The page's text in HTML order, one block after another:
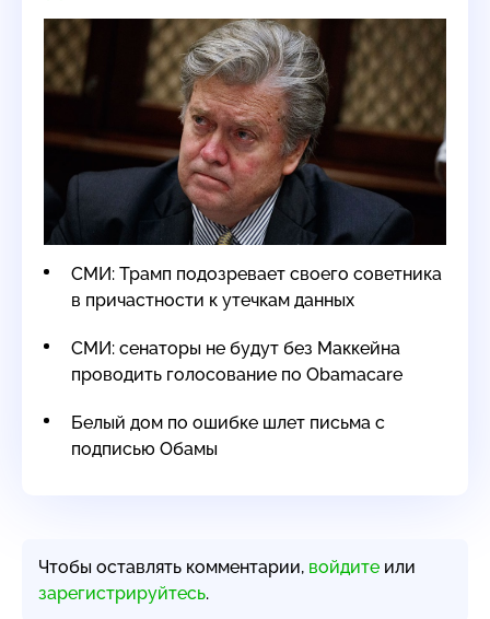
СМИ: Трамп подозревает своего советника
в причастности к утечкам данных
СМИ: сенаторы не будут без Маккейна
проводить голосование по Obamacare
Белый дом по ошибке шлет письма с
подписью Обамы
Чтобы оставлять комментарии, войдите или
зарегистрируйтесь.